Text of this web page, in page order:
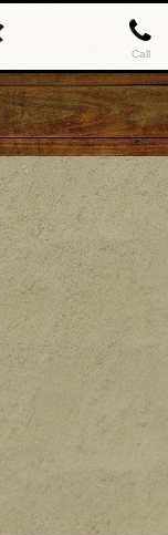
Call